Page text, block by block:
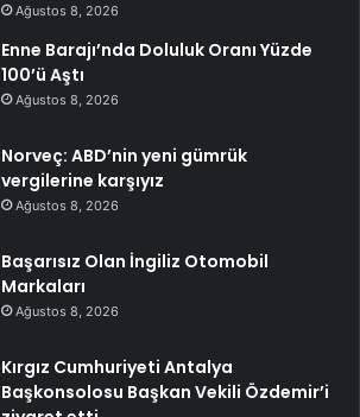
Ağustos 8, 2026
Enne Barajı’nda Doluluk Oranı Yüzde
100’ü Aştı
Ağustos 8, 2026
Norveç: ABD’nin yeni gümrük
vergilerine karşıyız
Ağustos 8, 2026
Başarısız Olan İngiliz Otomobil
Markaları
Ağustos 8, 2026
Kırgız Cumhuriyeti Antalya
Başkonsolosu Başkan Vekili Özdemir’i